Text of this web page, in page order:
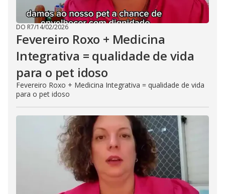
DO R7/14/02/2026
Fevereiro Roxo + Medicina
Integrativa = qualidade de vida
para o pet idoso
Fevereiro Roxo + Medicina Integrativa = qualidade de vida
para o pet idoso